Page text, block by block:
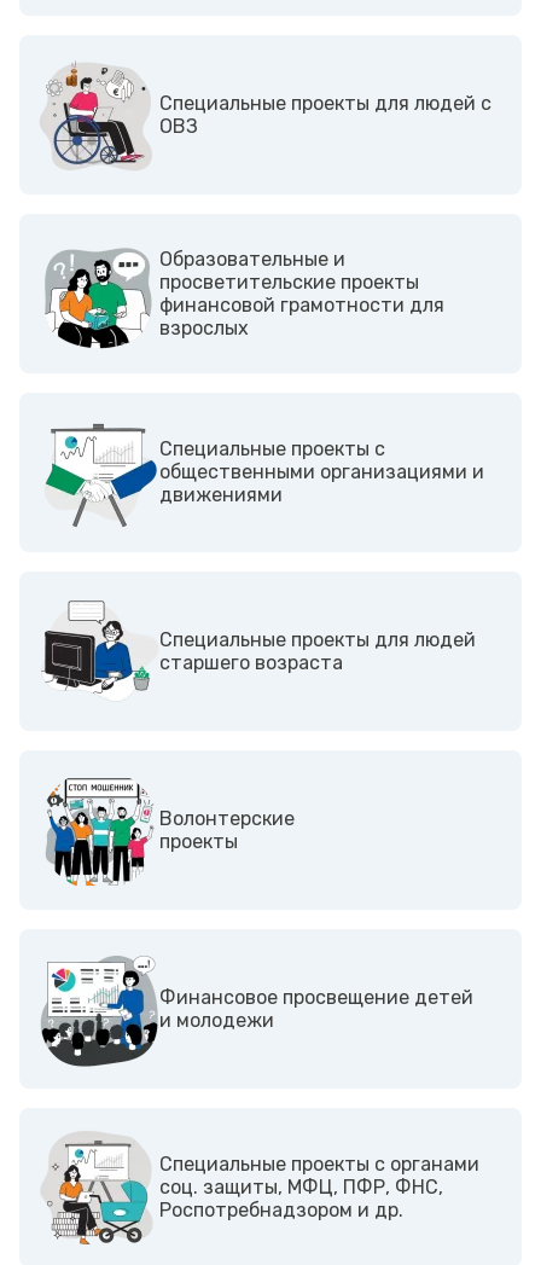
Cпециальные проекты для людей с
ОВЗ
Образовательные и
просветительские проекты
финансовой грамотности для
взрослых
Cпециальные проекты с
общественными организациями и
движениями
Специальные проекты для людей
старшего возраста
Волонтерские
проекты
Финансовое просвещение детей
и молодежи
Cпециальные проекты с органами
соц. защиты, МФЦ, ПФР, ФНС,
Роспотребнадзором и др.